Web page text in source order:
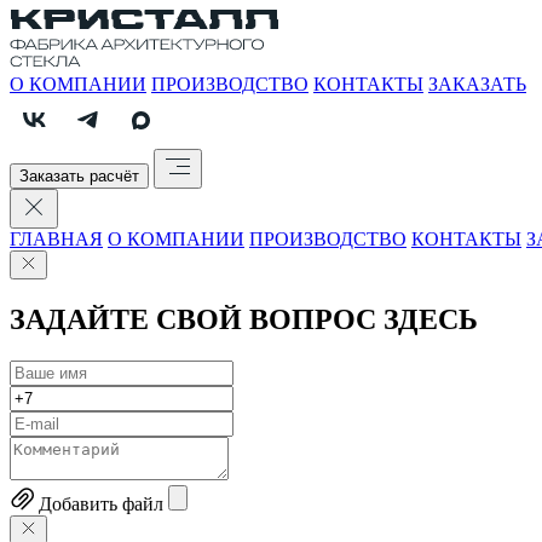
О КОМПАНИИ ПРОИЗВОДСТВО КОНТАКТЫ ЗАКАЗАТЬ
Заказать расчёт
ГЛАВНАЯ О КОМПАНИИ ПРОИЗВОДСТВО КОНТАКТЫ
ЗАДАЙТЕ СВОЙ ВОПРОС ЗДЕСЬ
Добавить файл